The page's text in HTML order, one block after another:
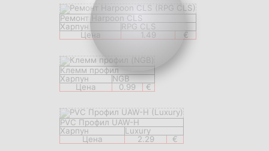
Ремонт Harpoon CLS
Харпун
RPG CLS
Цена
1.49 €
Клемм профил
Харпун
NGB
Цена
0.99 €
PVC Профил UAW-H
Харпун
Luxury
Цена
2.29 €